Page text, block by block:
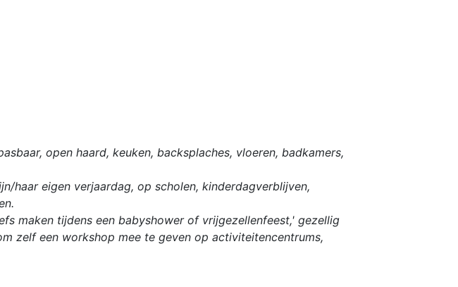
open haard, keuken, backsplaches, vloeren, badkamers,
haar eigen verjaardag, op scholen, kinderdagverblijven,
maken tijdens een babyshower of vrijgezellenfeest,' gezellig
zelf een workshop mee te geven op activiteitencentrums,